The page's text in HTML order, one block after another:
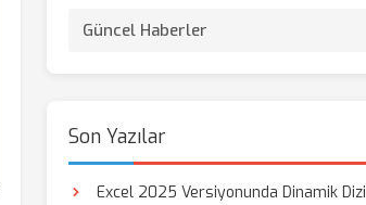
Güncel Haberler
Son Yazılar
Excel 2025 Versiyonunda Dinamik Dizi